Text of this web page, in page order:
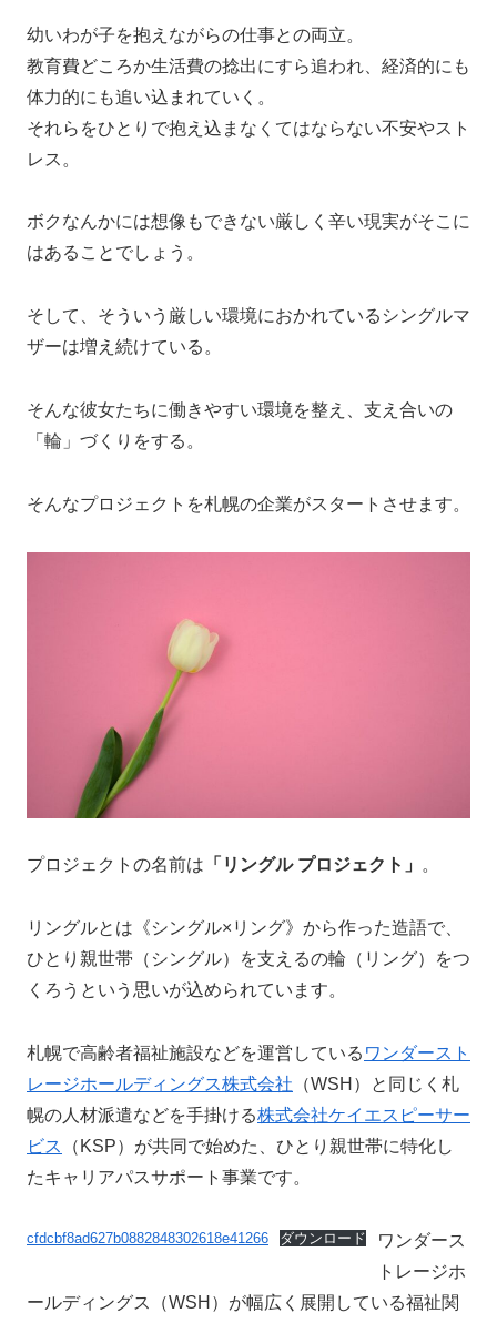
幼いわが子を抱えながらの仕事との両立。
教育費どころか生活費の捻出にすら追われ、経済的にも
体力的にも追い込まれていく。
それらをひとりで抱え込まなくてはならない不安やスト
レス。
ボクなんかには想像もできない厳しく辛い現実がそこに
はあることでしょう。
そして、そういう厳しい環境におかれているシングルマ
ザーは増え続けている。
そんな彼女たちに働きやすい環境を整え、支え合いの
「輪」づくりをする。
そんなプロジェクトを札幌の企業がスタートさせます。
プロジェクトの名前は 「リングル プロジェクト」 。
リングルとは《シングル×リング》から作った造語で、
ひとり親世帯（シングル）を支えるの輪（リング）をつ
くろうという思いが込められています。
札幌で高齢者福祉施設などを運営している ワンダースト
レージホールディングス株式会社 （WSH）と同じく札
幌の人材派遣などを手掛ける株式会社ケイエスピーサー
ビス
（KSP）が共同で始めた、ひとり親世帯に特化し
たキャリアパスサポート事業です。
cfdcbf8ad627b0882848302618e41266 ダウンロード
ワンダース
トレージホ
ールディングス（WSH）が幅広く展開している福祉関